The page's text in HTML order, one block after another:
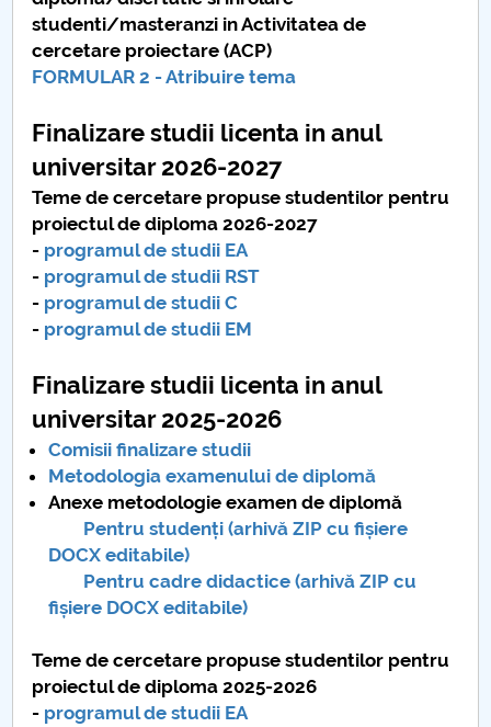
Nr. de telefon si adrese Facultăți
Români de pretutindeni - ADMITERE
Senate
Faculties
Studenți
Ghiduri pentru STUDENȚI
Public relations
International Relations
Proiect(PRIM STUD)
Personal data protection
studenti/masteranzi in Activitatea de
cercetare proiectare (ACP)
FORMULAR 2 - Atribuire tema
Finalizare studii licenta in anul
universitar 2026-2027
Teme de cercetare propuse studentilor pentru
proiectul de diploma 2026-2027
- programul de studii EA
- programul de studii RST
- programul de studii C
- programul de studii EM
Finalizare studii licenta in anul
universitar 2025-2026
Comisii finalizare studii
Metodologia examenului de diplomă
Anexe metodologie examen de diplomă
Pentru studenți (arhivă ZIP cu fișiere
DOCX editabile)
Pentru cadre didactice (arhivă ZIP cu
fișiere DOCX editabile)
Teme de cercetare propuse studentilor pentru
proiectul de diploma 2025-2026
- programul de studii EA